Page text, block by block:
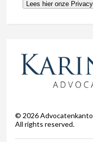
© 2026
All rights reserved.